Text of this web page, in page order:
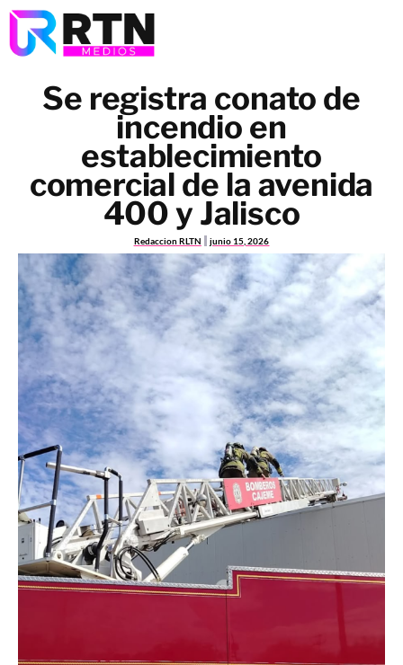
Se registra conato de
incendio en
establecimiento
comercial de la avenida
400 y Jalisco
Redaccion RLTN junio 15, 2026